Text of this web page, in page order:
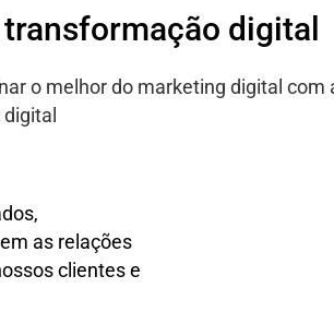
digital
o melhor do marketing digital com
as relações
clientes e